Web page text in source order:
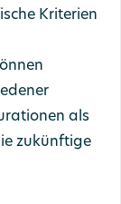
Kriterien
als
zukünftige